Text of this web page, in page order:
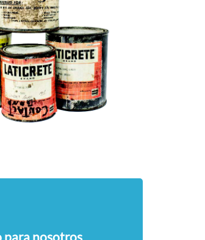
para nosotros